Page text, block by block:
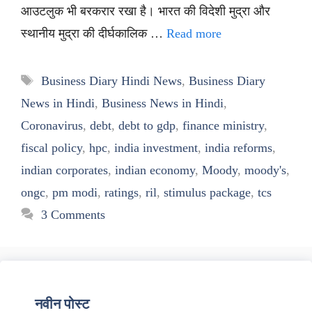
आउटलुक भी बरकरार रखा है। भारत की विदेशी मुद्रा और
स्थानीय मुद्रा की दीर्घकालिक … Read more
Tags
Business Diary Hindi News, Business Diary
News in Hindi, Business News in Hindi,
Coronavirus, debt, debt to gdp, finance ministry,
fiscal policy, hpc, india investment, india reforms,
indian corporates, indian economy, Moody, moody's,
ongc, pm modi, ratings, ril, stimulus package, tcs
3 Comments
नवीन पोस्ट